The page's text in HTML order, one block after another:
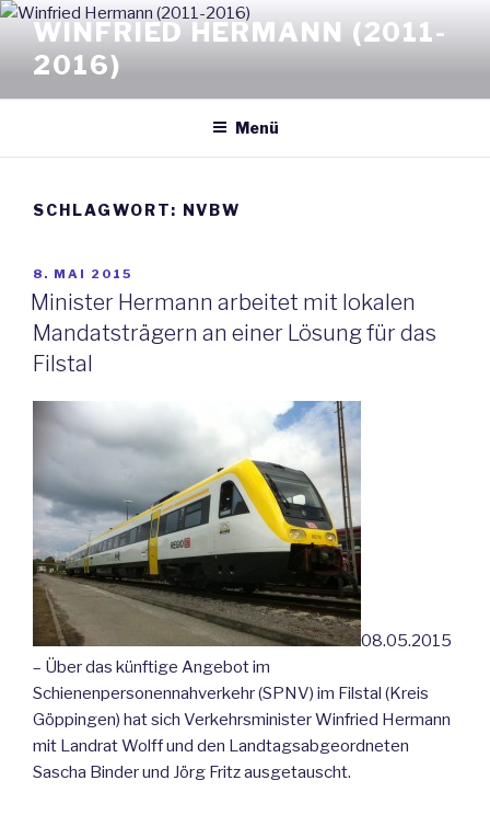
Zum
Inhalt
springen
WINFRIED HERMANN (2011-
2016)
Menü
SCHLAGWORT: NVBW
VERÖFFENTLICHT
AM
8. MAI 2015
Minister Hermann arbeitet mit lokalen
Mandatsträgern an einer Lösung für das
Filstal
08.05.2015
– Über das künftige Angebot im
Schienenpersonennahverkehr (SPNV) im Filstal (Kreis
Göppingen) hat sich Verkehrsminister Winfried Hermann
mit Landrat Wolff und den Landtagsabgeordneten
Sascha Binder und Jörg Fritz ausgetauscht.